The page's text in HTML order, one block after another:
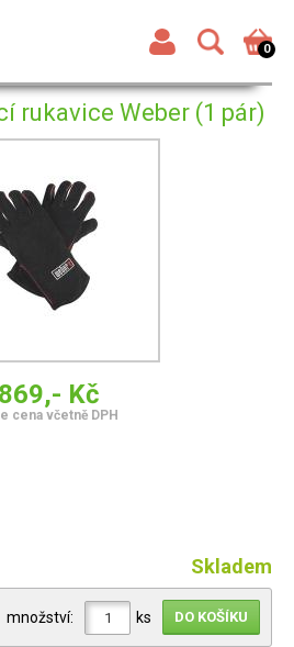
0
rukavice Weber (1 pár)
869,- Kč
cena včetně DPH
Skladem
množství: ks